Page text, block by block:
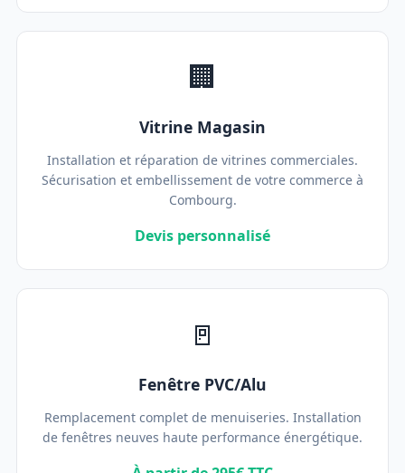
🏢
Vitrine Magasin
Installation et réparation de vitrines commerciales.
Sécurisation et embellissement de votre commerce à
Combourg.
Devis personnalisé
🚪
Fenêtre PVC/Alu
Remplacement complet de menuiseries. Installation
de fenêtres neuves haute performance énergétique.